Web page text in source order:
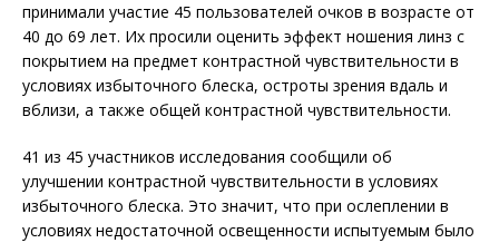
принимали участие 45 пользователей очков в возрасте от
40 до 69 лет. Их просили оценить эффект ношения линз с
покрытием на предмет контрастной чувствительности в
условиях избыточного блеска, остроты зрения вдаль и
вблизи, а также общей контрастной чувствительности.
41 из 45 участников исследования сообщили об
улучшении контрастной чувствительности в условиях
избыточного блеска. Это значит, что при ослеплении в
условиях недостаточной освещенности испытуемым было